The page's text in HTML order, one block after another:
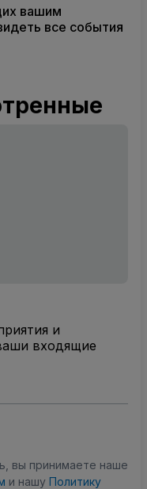
вашим
все события
и
входящие
вы принимаете наше
и нашу Политику